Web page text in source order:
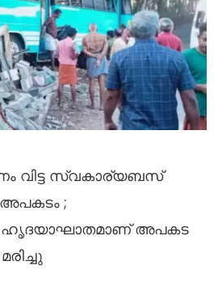
വിട്ട സ്വകാര്യബസ്
അപകടം ;
അപകട